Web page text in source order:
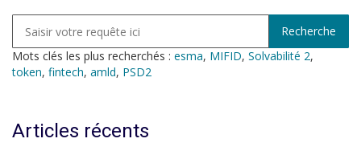
Mots clés les plus recherchés : esma, MIFID, Solvabilité 2,
token, fintech, amld, PSD2
Articles récents